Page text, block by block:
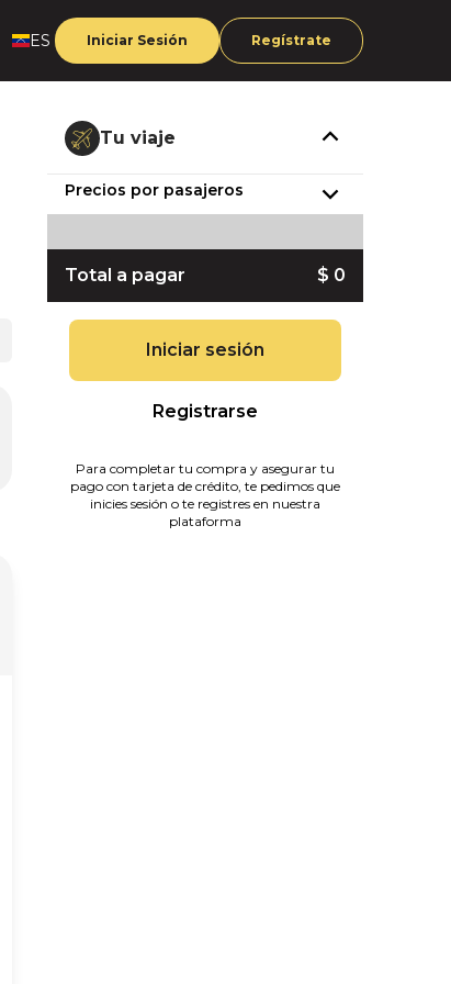
ES Iniciar Sesión Regístrate
Tu viaje
Precios por pasajeros
Total a pagar $ 0
Iniciar sesión
Registrarse
Para completar tu compra y asegurar tu
pago con tarjeta de crédito, te pedimos que
inicies sesión o te registres en nuestra
plataforma